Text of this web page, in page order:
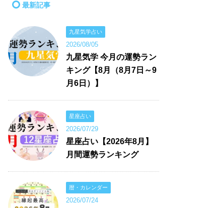
最新記事
九星気学占い
2026/08/05
九星気学 今月の運勢ラン
キング【8月（8月7日～9
月6日）】
星座占い
2026/07/29
星座占い【2026年8月】
月間運勢ランキング
暦・カレンダー
2026/07/24